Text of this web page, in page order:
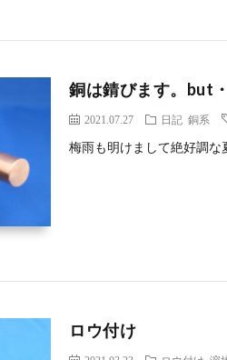
銅は錆びます。but
2021.07.27 日記 銅系
梅雨も明けまして絶好調な
ロウ付け